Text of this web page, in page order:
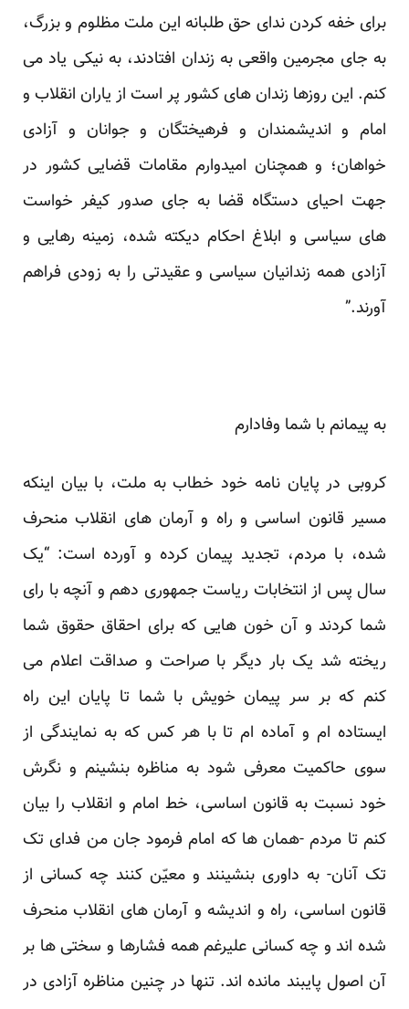
برای خفه کردن ندای حق طلبانه این ملت مظلوم و بزرگ،
به جای مجرمین واقعی به زندان افتادند، به نیکی یاد می
کنم. این روزها زندان های کشور پر است از یاران انقلاب و
امام و اندیشمندان و فرهیختگان و جوانان و آزادی
خواهان؛ و همچنان امیدوارم مقامات قضایی کشور در
جهت احیای دستگاه قضا به جای صدور کیفر خواست
های سیاسی و ابلاغ احکام دیکته شده، زمینه رهایی و
آزادی همه زندانیان سیاسی و عقیدتی را به زودی فراهم
آورند.”
به پیمانم با شما وفادارم
کروبی در پایان نامه خود خطاب به ملت، با بیان اینکه
مسیر قانون اساسی و راه و آرمان های انقلاب منحرف
شده، با مردم، تجدید پیمان کرده و آورده است: “یک
سال پس از انتخابات ریاست جمهوری دهم و آنچه با رای
شما کردند و آن خون هایی که برای احقاق حقوق شما
ریخته شد یک بار دیگر با صراحت و صداقت اعلام می
کنم که بر سر پیمان خویش با شما تا پایان این راه
ایستاده ام و آماده ام تا با هر کس که به نمایندگی از
سوی حاکمیت معرفی شود به مناظره بنشینم و نگرش
خود نسبت به قانون اساسی، خط امام و انقلاب را بیان
کنم تا مردم -همان ها که امام فرمود جان من فدای تک
تک آنان- به داوری بنشینند و معیّن کنند چه کسانی از
قانون اساسی، راه و اندیشه و آرمان های انقلاب منحرف
شده اند و چه کسانی علیرغم همه فشارها و سختی ها بر
آن اصول پایبند مانده اند. تنها در چنین مناظره آزادی در